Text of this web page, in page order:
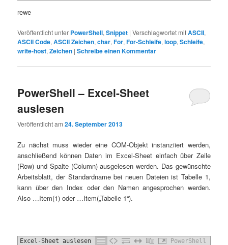
rewe
Veröffentlicht unter PowerShell,Snippet |Verschlagwortet mitASCII,
ASCII Code,ASCII Zeichen,char,For,For-Schleife,loop,Schleife,
write-host,Zeichen |Schreibe einen Kommentar
PowerShell – Excel-Sheet
auslesen
Veröffentlicht am24. September 2013
Zu nächst muss wieder eine COM-Objekt instanziiert werden,
anschließend können Daten im Excel-Sheet einfach über Zeile
(Row) und Spalte (Column) ausgelesen werden. Das gewünschte
Arbeitsblatt, der Standardname bei neuen Dateien ist Tabelle 1,
kann über den Index oder den Namen angesprochen werden.
Also …Item(1) oder …Item(„Tabelle 1“).
Excel-Sheet auslesen Script I
PowerShell